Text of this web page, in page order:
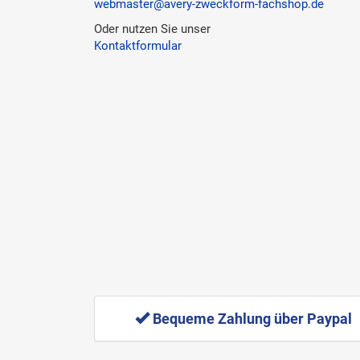
webmaster@avery-zweckform-fachshop.de
Oder nutzen Sie unser
Kontaktformular
Bequeme Zahlung über Paypal